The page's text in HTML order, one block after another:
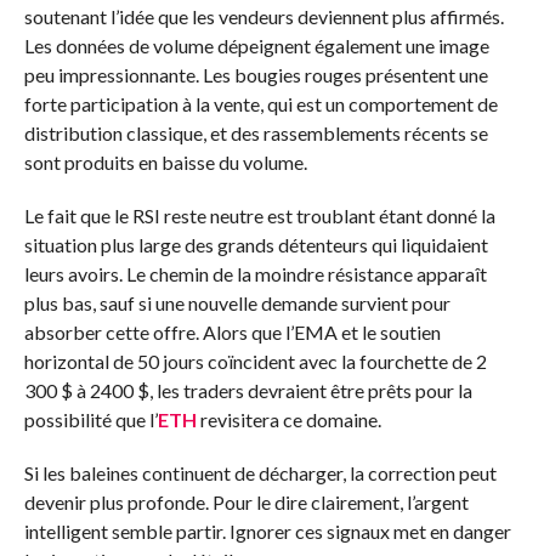
soutenant l’idée que les vendeurs deviennent plus affirmés.
Les données de volume dépeignent également une image
peu impressionnante. Les bougies rouges présentent une
forte participation à la vente, qui est un comportement de
distribution classique, et des rassemblements récents se
sont produits en baisse du volume.
Le fait que le RSI reste neutre est troublant étant donné la
situation plus large des grands détenteurs qui liquidaient
leurs avoirs. Le chemin de la moindre résistance apparaît
plus bas, sauf si une nouvelle demande survient pour
absorber cette offre. Alors que l’EMA et le soutien
horizontal de 50 jours coïncident avec la fourchette de 2
300 $ à 2400 $, les traders devraient être prêts pour la
possibilité que l’ETH revisitera ce domaine.
Si les baleines continuent de décharger, la correction peut
devenir plus profonde. Pour le dire clairement, l’argent
intelligent semble partir. Ignorer ces signaux met en danger